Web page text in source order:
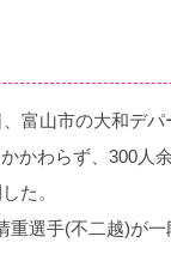
富山市の大和デ
かわらず、300人
た。
重選手(不二越)が